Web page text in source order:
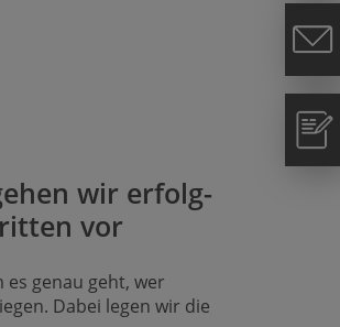
wir erfolg­
vor
genau geht, wer
Dabei legen wir die